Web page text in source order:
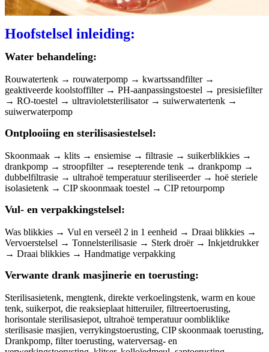
Hoofstelsel inleiding:
Water behandeling:
Rouwatertenk → rouwaterpomp → kwartssandfilter →
geaktiveerde koolstoffilter → PH-aanpassingstoestel → presisiefilter
→ RO-toestel → ultravioletsterilisator → suiwerwatertenk →
suiwerwaterpomp
Ontplooiing en sterilisasiestelsel:
Skoonmaak → klits → ensiemise → filtrasie → suikerblikkies →
drankpomp → stroopfilter → resepterende tenk → drankpomp →
dubbelfiltrasie → ultrahoë temperatuur steriliseerder → hoë steriele
isolasietenk → CIP skoonmaak toestel → CIP retourpomp
Vul- en verpakkingstelsel:
Was blikkies → Vul en verseël 2 in 1 eenheid → Draai blikkies →
Vervoerstelsel → Tonnelsterilisasie → Sterk droër → Inkjetdrukker
→ Draai blikkies → Handmatige verpakking
Verwante drank masjinerie en toerusting:
Sterilisasietenk, mengtenk, direkte verkoelingstenk, warm en koue
tenk, suikerpot, die reaksieplaat hitteruiler, filtreertoerusting,
horisontale sterilisasiepot, ultrahoë temperatuur oombliklike
sterilisasie masjien, verrykingstoerusting, CIP skoonmaak toerusting,
Drankpomp, filter toerusting, waterversag- en